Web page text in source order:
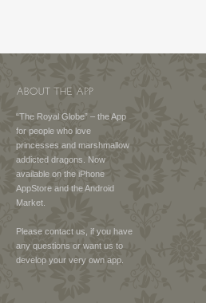
“The Royal Globe” – the App
for people who love
princesses and marshmallow
addicted dragons. Now
available on the iPhone
AppStore and the Android
Market.
Please contact us, if you have
any questions or want us to
develop your very own app.